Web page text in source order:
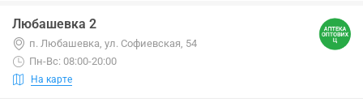
Любашевка 2
п. Любашевка, ул. Софиевская, 54
Пн-Вс: 08:00-20:00
На карте